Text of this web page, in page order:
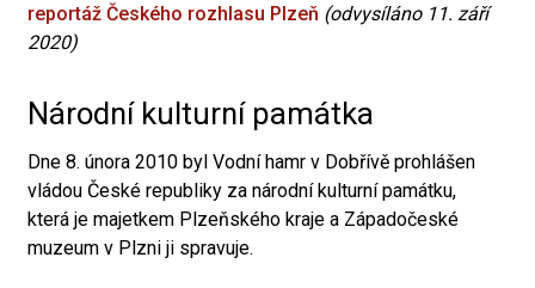
reportáž Českého rozhlasu Plzeň (odvysíláno 11. září
2020)
Národní kulturní památka
Dne 8. února 2010 byl Vodní hamr v Dobřívě prohlášen
vládou České republiky za národní kulturní památku,
která je majetkem Plzeňského kraje a Západočeské
muzeum v Plzni ji spravuje.